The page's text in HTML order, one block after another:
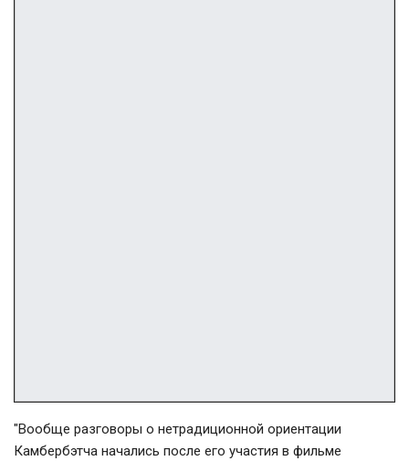
"Вообще разговоры о нетрадиционной ориентации
Камбербэтча начались после его участия в фильме